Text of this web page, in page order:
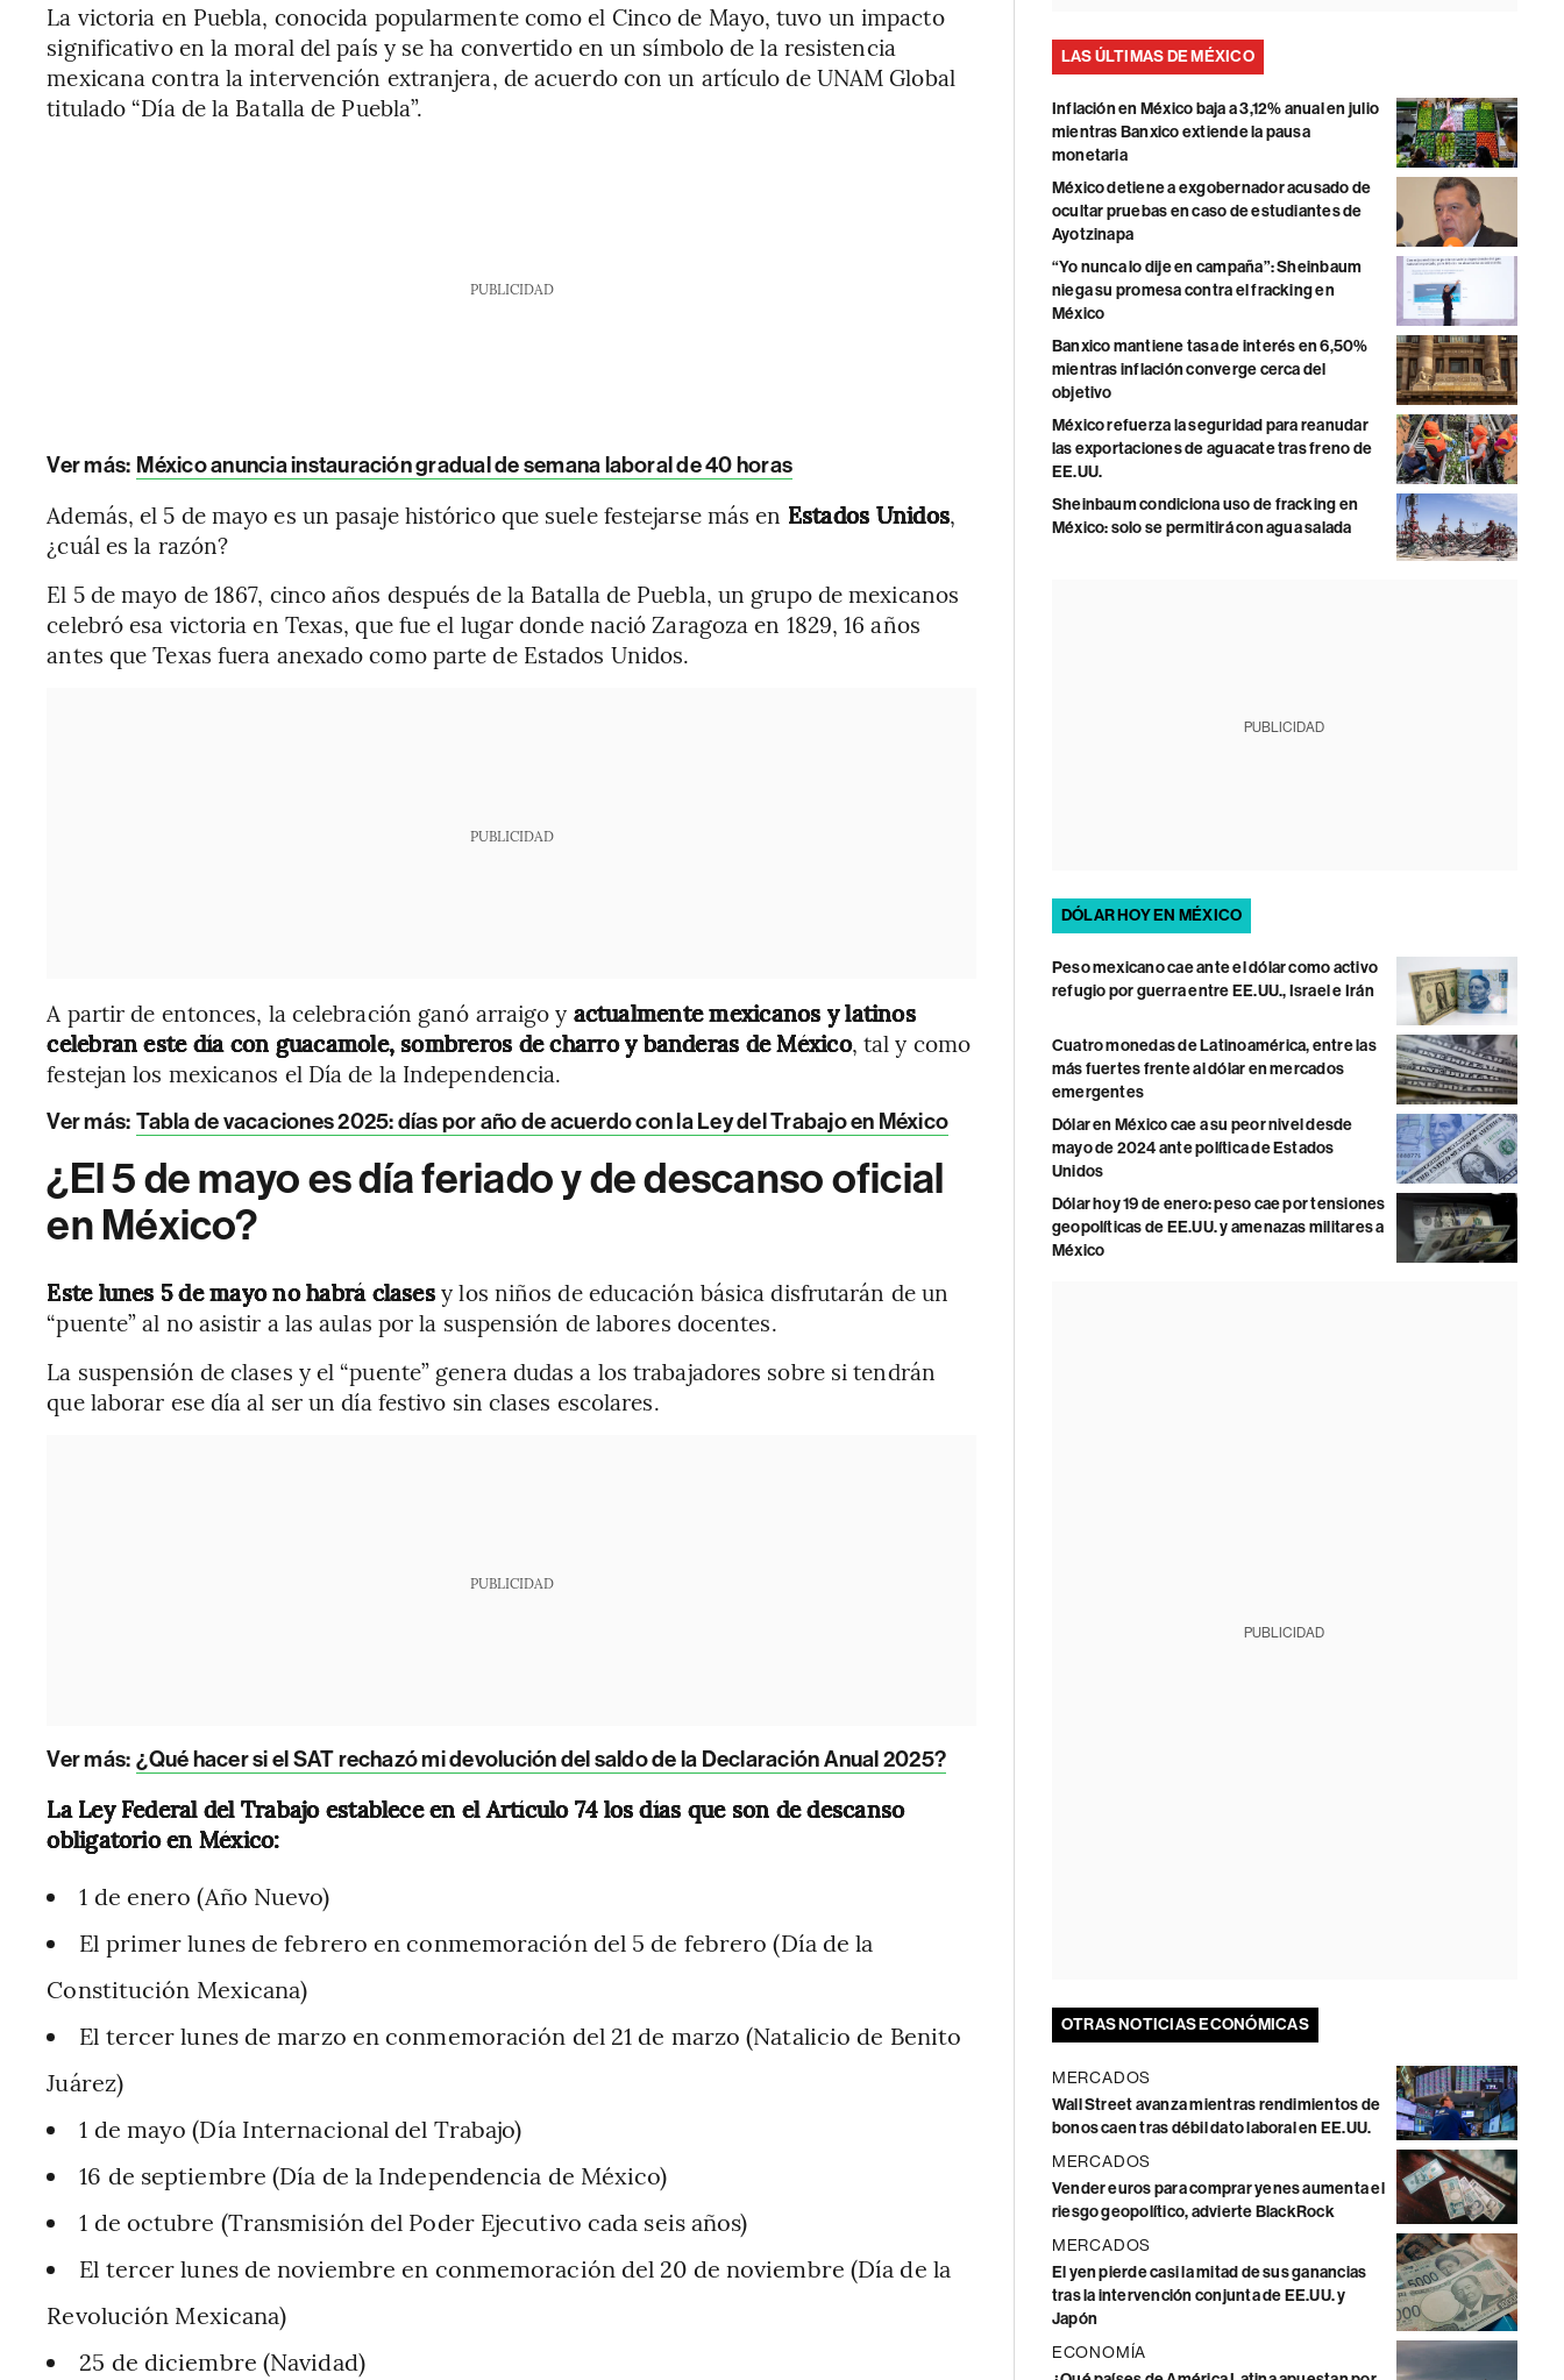
La victoria en Puebla, conocida popularmente como el Cinco de Mayo, tuvo un impacto
significativo en la moral del país y se ha convertido en un símbolo de la resistencia
mexicana contra la intervención extranjera, de acuerdo con un artículo de UNAM Global
titulado “Día de la Batalla de Puebla”.
PUBLICIDAD
Ver más: México anuncia instauración gradual de semana laboral de 40 horas
Además, el 5 de mayo es un pasaje histórico que suele festejarse más en Estados Unidos,
¿cuál es la razón?
El 5 de mayo de 1867, cinco años después de la Batalla de Puebla, un grupo de mexicanos
celebró esa victoria en Texas, que fue el lugar donde nació Zaragoza en 1829, 16 años
antes que Texas fuera anexado como parte de Estados Unidos.
PUBLICIDAD
A partir de entonces, la celebración ganó arraigo y actualmente mexicanos y latinos
celebran este día con guacamole, sombreros de charro y banderas de México, tal y como
festejan los mexicanos el Día de la Independencia.
Ver más: Tabla de vacaciones 2025: días por año de acuerdo con la Ley del Trabajo en México
¿El 5 de mayo es día feriado y de descanso oficial
en México?
Este lunes 5 de mayo no habrá clasesy los niños de educación básica disfrutarán de un
“puente” al no asistir a las aulas por la suspensión de labores docentes.
La suspensión de clases y el “puente” genera dudas a los trabajadores sobre si tendrán
que laborar ese día al ser un día festivo sin clases escolares.
PUBLICIDAD
Ver más: ¿Qué hacer si el SAT rechazó mi devolución del saldo de la Declaración Anual 2025?
La Ley Federal del Trabajo establece en el Artículo 74 los días que son de descanso
obligatorio en México:
1 de enero (Año Nuevo)
El primer lunes de febrero en conmemoración del 5 de febrero (Día de la
Constitución Mexicana)
El tercer lunes de marzo en conmemoración del 21 de marzo (Natalicio de Benito
Juárez)
1 de mayo (Día Internacional del Trabajo)
16 de septiembre (Día de la Independencia de México)
1 de octubre (Transmisión del Poder Ejecutivo cada seis años)
El tercer lunes de noviembre en conmemoración del 20 de noviembre (Día de la
Revolución Mexicana)
25 de diciembre (Navidad)
LAS ÚLTIMAS DE MÉXICO
Inflación en México baja a 3,12% anual en julio
mientras Banxico extiende la pausa
monetaria
México detiene a exgobernador acusado de
ocultar pruebas en caso de estudiantes de
Ayotzinapa
“Yo nunca lo dije en campaña”: Sheinbaum
niega su promesa contra el fracking en
México
Banxico mantiene tasa de interés en 6,50%
mientras inflación converge cerca del
objetivo
México refuerza la seguridad para reanudar
las exportaciones de aguacate tras freno de
EE.UU.
Sheinbaum condiciona uso de fracking en
México: solo se permitirá con agua salada
PUBLICIDAD
DÓLAR HOY EN MÉXICO
Peso mexicano cae ante el dólar como activo
refugio por guerra entre EE.UU., Israel e Irán
Cuatro monedas de Latinoamérica, entre las
más fuertes frente al dólar en mercados
emergentes
Dólar en México cae a su peor nivel desde
mayo de 2024 ante política de Estados
Unidos
Dólar hoy 19 de enero: peso cae por tensiones
geopolíticas de EE.UU. y amenazas militares a
México
PUBLICIDAD
OTRAS NOTICIAS ECONÓMICAS
MERCADOS
Wall Street avanza mientras rendimientos de
bonos caen tras débil dato laboral en EE.UU.
MERCADOS
Vender euros para comprar yenes aumenta el
riesgo geopolítico, advierte BlackRock
MERCADOS
El yen pierde casi la mitad de sus ganancias
tras la intervención conjunta de EE.UU. y
Japón
ECONOMÍA